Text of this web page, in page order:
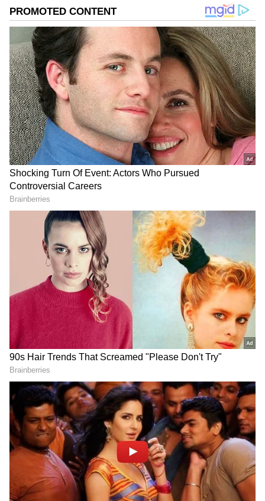
செய்தார்.
ஏசியாநெட் தமிழ்-ஐ உங்கள் முதன்மைத்
தேர்வாக்குங்கள்
2
IPL 2024 Final KKR vs SRH 26 May 2024 live
அதன்படி அபிஷேக் சர்மா மற்றும் டிராவிஸ் ஹெட் இருவரும் தொடக்க
வீரர்களாக களமிறங்கினர். இதில், முதல் ஓவரை ரூ.24.75 கோடிக்கு
ஏலம் எடுக்கப்பட்ட மிட்செல் ஸ்டார்க் பந்து வீசினார்.